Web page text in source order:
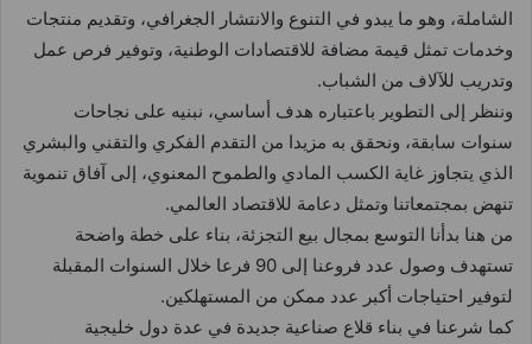
الشاملة، وهو ما يبدو في التنوع والانتشار الجغرافي، وتقديم منتجات
وخدمات تمثل قيمة مضافة للاقتصادات الوطنية، وتوفير فرص عمل
وتدريب للآلاف من الشباب.
وننظر إلى التطوير باعتباره هدف أساسي، نبنيه على نجاحات
سنوات سابقة، ونحقق به مزيدا من التقدم الفكري والتقني والبشري
الذي يتجاوز غاية الكسب المادي والطموح المعنوي، إلى آفاق تنموية
تنهض بمجتمعاتنا وتمثل دعامة للاقتصاد العالمي.
من هنا بدأنا التوسع بمجال بيع التجزئة، بناء على خطة واضحة
تستهدف وصول عدد فروعنا إلى 90 فرعا خلال السنوات المقبلة
لتوفير احتياجات أكبر عدد ممكن من المستهلكين.
كما شرعنا في بناء قلاع صناعية جديدة في عدة دول خليجية